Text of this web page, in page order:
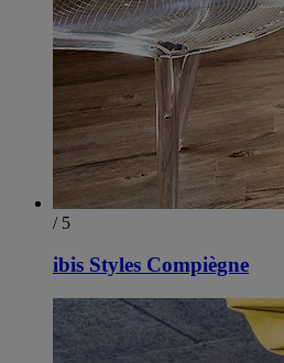
/ 5
ibis Styles Compiègne